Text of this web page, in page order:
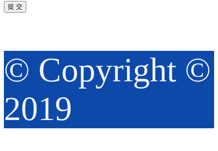
© Copyright ©️
2019